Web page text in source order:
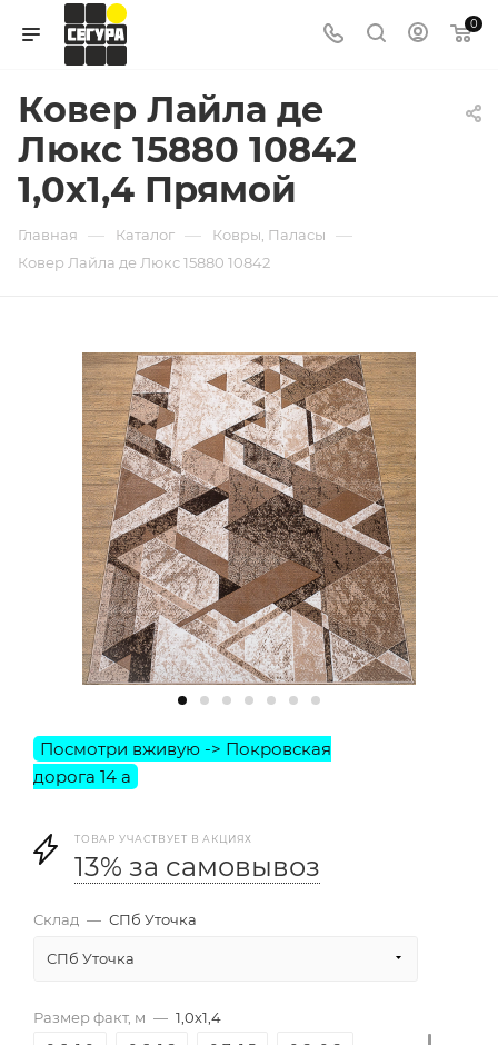
0
Ковер Лайла де
Люкс 15880 10842
1,0х1,4 Прямой
Главная — Каталог — Ковры, Паласы —
Ковер Лайла де Люкс 15880 10842
ТОВАР УЧАСТВУЕТ В АКЦИЯХ
13% за самовывоз
Склад — СПб Уточка
СПб Уточка
Размер факт, м — 1,0х1,4